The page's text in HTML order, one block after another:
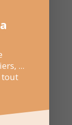
...
tout